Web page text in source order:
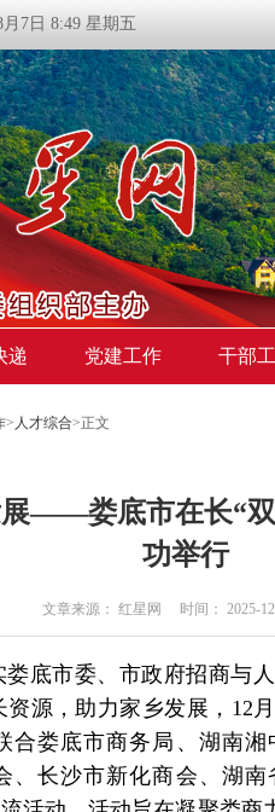
月7日 8:49 星期五
递 党建工作 干部
> 人才综合>正文
——娄底市在长“
功举行
文章来源： 红星网 时间： 2025-
娄底市委、市政府招商与
源，助力家乡发展，12
合娄底市商务局、湖南
、长沙市新化商会、湖